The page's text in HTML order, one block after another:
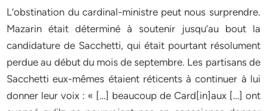
L’obstination du cardinal-ministre peut nous surprendre.
Mazarin était déterminé à soutenir jusqu’au bout la
candidature de Sacchetti, qui était pourtant résolument
perdue au début du mois de septembre. Les partisans de
Sacchetti eux-mêmes étaient réticents à continuer à lui
donner leur voix : « […] beaucoup de Card[in]aux […] ont